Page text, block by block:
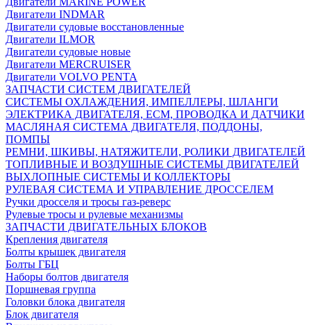
Двигатели INDMAR
Двигатели судовые восстановленные
Двигатели ILMOR
Двигатели судовые новые
Двигатели MERCRUISER
Двигатели VOLVO PENTA
ЗАПЧАСТИ СИСТЕМ ДВИГАТЕЛЕЙ
СИСТЕМЫ ОХЛАЖДЕНИЯ, ИМПЕЛЛЕРЫ, ШЛАНГИ
ЭЛЕКТРИКА ДВИГАТЕЛЯ, ECM, ПРОВОДКА И ДАТЧИКИ
МАСЛЯНАЯ СИСТЕМА ДВИГАТЕЛЯ, ПОДДОНЫ,
ПОМПЫ
РЕМНИ, ШКИВЫ, НАТЯЖИТЕЛИ, РОЛИКИ ДВИГАТЕЛЕЙ
ТОПЛИВНЫЕ И ВОЗДУШНЫЕ СИСТЕМЫ ДВИГАТЕЛЕЙ
ВЫХЛОПНЫЕ СИСТЕМЫ И КОЛЛЕКТОРЫ
РУЛЕВАЯ СИСТЕМА И УПРАВЛЕНИЕ ДРОССЕЛЕМ
Ручки дросселя и тросы газ-реверс
Рулевые тросы и рулевые механизмы
ЗАПЧАСТИ ДВИГАТЕЛЬНЫХ БЛОКОВ
Крепления двигателя
Болты крышек двигателя
Болты ГБЦ
Наборы болтов двигателя
Поршневая группа
Головки блока двигателя
Блок двигателя